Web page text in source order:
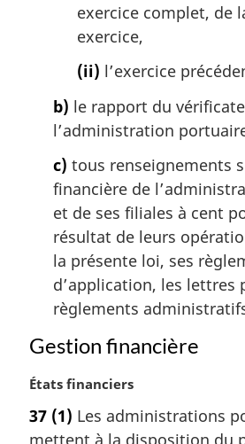
exercice complet, de
exercice,
(ii) l’exercice
b) le rapport du
l’administration
c) tous renseignements
financière de
et de ses filiales à cent
résultat de leurs
la présente loi, ses
d’application, les lettres
règlements
Gestion financière
N
t
États financiers
37 (1) Les administrations
mettent à la disposition du